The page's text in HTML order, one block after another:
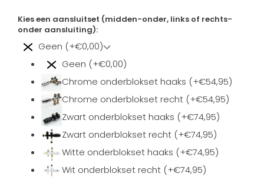
Kies een aansluitset (midden-onder, links of rechts-
onder aansluiting):
Geen (+€0,00)
Geen (+€0,00)
Chrome onderblokset haaks (+€54,95)
Chrome onderblokset recht (+€54,95)
Zwart onderblokset haaks (+€74,95)
Zwart onderblokset recht (+€74,95)
Witte onderblokset haaks (+€74,95)
Wit onderblokset recht (+€74,95)